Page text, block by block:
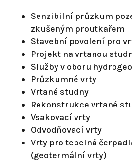
Senzibilní průzkum
zkušeným proutkařem
Stavební povolení pro
Projekt na vrtanou
Služby v oboru
Průzkumné vrty
Vrtané studny
Rekonstrukce vrtané
Vsakovací vrty
Odvodňovací vrty
Vrty pro tepelná
(geotermální vrty)